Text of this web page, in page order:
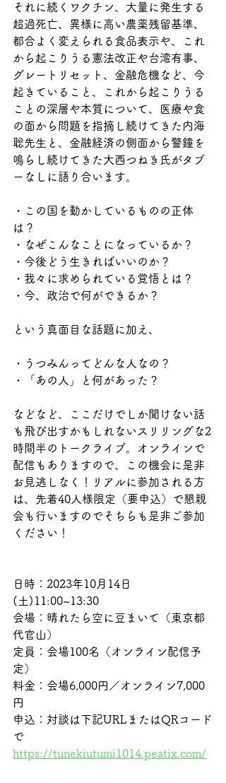
それに続くワクチン、大量に発生する
超過死亡、異様に高い農薬残留基準、
都合よく変えられる食品表示や、これ
から起こりうる憲法改正や台湾有事、
グレートリセット、金融危機など、今
起きていること、これから起こりうる
ことの深層や本質について、医療や食
の面から問題を指摘し続けてきた内海
聡先生と、金融経済の側面から警鐘を
鳴らし続けてきた大西つねき氏がタブ
ーなしに語り合います。
・この国を動かしているものの正体
は？
・なぜこんなことになっているか？
・今後どう生きればいいのか？
・我々に求められている覚悟とは？
・今、政治で何ができるか？
という真面目な話題に加え、
・うつみんってどんな人なの？
・「あの人」と何があった？
などなど、ここだけでしか聞けない話
も飛び出すかもしれないスリリングな2
時間半のトークライブ。オンラインで
配信もありますので、この機会に是非
お見逃しなく！リアルに参加される方
は、先着40人様限定（要申込）で懇親
会も行いますのでそちらも是非ご参加
ください！
日時：2023年10月14日
(土)11:00~13:30
会場：晴れたら空に豆まいて（東京都
代官山）
定員：会場100名（オンライン配信予
定）
料金：会場6,000円／オンライン7,000
円
申込：対談は下記URLまたはQRコード
で
https://tunekiutumi1014.peatix.com/